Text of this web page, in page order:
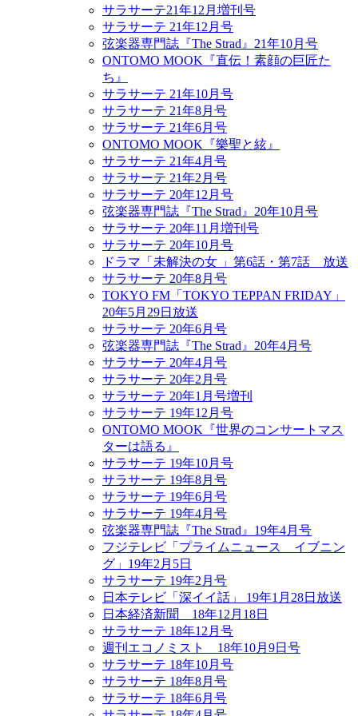
サラサーテ21年12月増刊号
サラサーテ 21年12月号
弦楽器専門誌『The Strad』21年10月号
ONTOMO MOOK『直伝！素顔の巨匠た
ち』
サラサーテ 21年10月号
サラサーテ 21年8月号
サラサーテ 21年6月号
ONTOMO MOOK『樂聖と絃』
サラサーテ 21年4月号
サラサーテ 21年2月号
サラサーテ 20年12月号
弦楽器専門誌『The Strad』20年10月号
サラサーテ 20年11月増刊号
サラサーテ 20年10月号
ドラマ「未解決の女 」第6話・第7話 放送
サラサーテ 20年8月号
TOKYO FM「TOKYO TEPPAN FRIDAY」
20年5月29日放送
サラサーテ 20年6月号
弦楽器専門誌『The Strad』20年4月号
サラサーテ 20年4月号
サラサーテ 20年2月号
サラサーテ 20年1月号増刊
サラサーテ 19年12月号
ONTOMO MOOK『世界のコンサートマス
ターは語る』
サラサーテ 19年10月号
サラサーテ 19年8月号
サラサーテ 19年6月号
サラサーテ 19年4月号
弦楽器専門誌『The Strad』19年4月号
フジテレビ「プライムニュース イブニン
グ」19年2月5日
サラサーテ 19年2月号
日本テレビ「深イイ話」 19年1月28日放送
日本経済新聞 18年12月18日
サラサーテ 18年12月号
週刊エコノミスト 18年10月9日号
サラサーテ 18年10月号
サラサーテ 18年8月号
サラサーテ 18年6月号